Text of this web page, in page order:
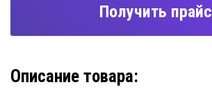
Получить прайс
Описание товара: